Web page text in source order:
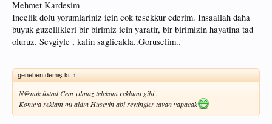
Mehmet Kardesim
Incelik dolu yorumlariniz icin cok tesekkur ederim. Insaallah daha
buyuk guzellikleri bir birimiz icin yaratir, bir birimizin hayatina tad
oluruz. Sevgiyle , kalin saglicakla..Goruselim..
geneben demiş ki: ↑
N@mık üstad Cem yılmaz telekom reklamı gibi .
Konuya reklam mı aldın Huseyin abi reytingler tavan yapacak